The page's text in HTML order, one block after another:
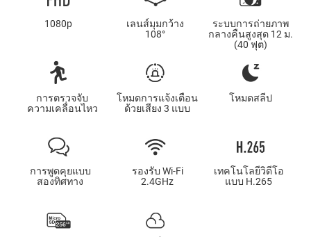
1080p
เลนส์มุมกว้าง
108°
ระบบการถ่ายภาพ
กลางคืนสูงสุด 12 ม.
(40 ฟุต)
การตรวจจับ
ความเคลื่อนไหว
โหมดการแจ้งเตือน
ด้วยเสียง 3 แบบ
โหมดสลีป
การพูดคุยแบบ
สองทิศทาง
รองรับ Wi-Fi
2.4GHz
เทคโนโลยีวิดีโอ
แบบ H.265